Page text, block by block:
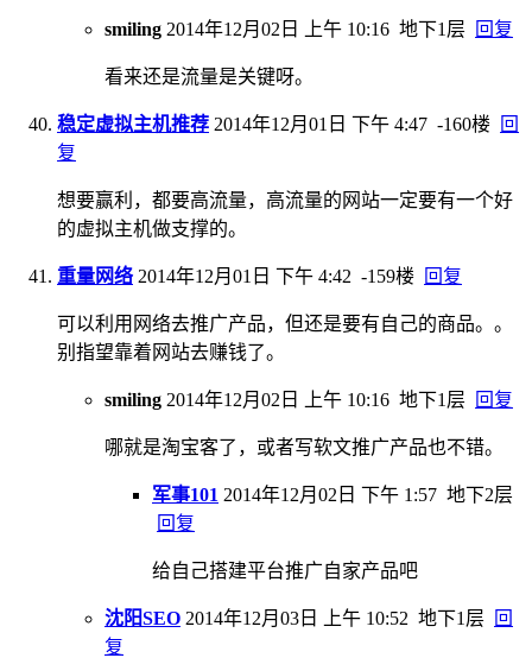
smiling 2014年12月02日 上午 10:16 地下1层 回复
看来还是流量是关键呀。
稳定虚拟主机推荐 2014年12月01日 下午 4:47 -160楼 回
复
想要赢利，都要高流量，高流量的网站一定要有一个好
的虚拟主机做支撑的。
重量网络 2014年12月01日 下午 4:42 -159楼 回复
可以利用网络去推广产品，但还是要有自己的商品。。
别指望靠着网站去赚钱了。
smiling 2014年12月02日 上午 10:16 地下1层 回复
哪就是淘宝客了，或者写软文推广产品也不错。
军事101 2014年12月02日 下午 1:57 地下2层
回复
给自己搭建平台推广自家产品吧
沈阳SEO 2014年12月03日 上午 10:52 地下1层
回
复